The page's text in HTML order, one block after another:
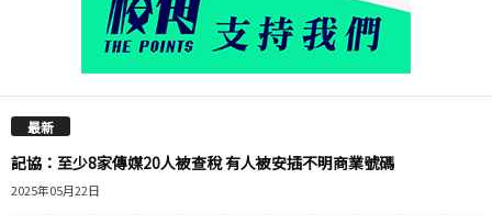
最新
記協：至少8家傳媒20人被查稅 有人被安插不明商業號碼
2025年05月22日